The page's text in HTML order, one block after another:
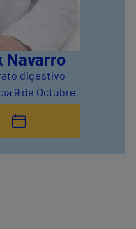
Navarro
digestivo
9 de Octubre